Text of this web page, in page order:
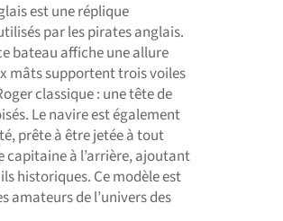
est une réplique
par les pirates anglais.
bateau affiche une allure
mâts supportent trois voiles
classique : une tête de
Le navire est également
prête à être jetée à tout
capitaine à l’arrière, ajoutant
historiques. Ce modèle est
amateurs de l’univers des